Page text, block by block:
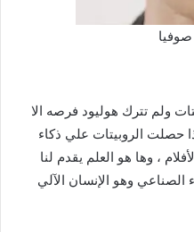
ولم تترك هوليود فرصه الا
حصلت الروبيتات علي ذكاء
، وها هو العلم يقدم لنا
وهو الإنسان الآلي